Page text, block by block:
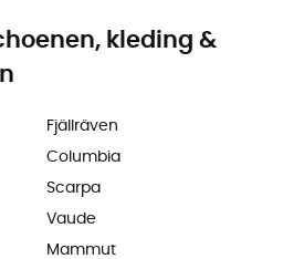
kleding &
Fjällräven
Columbia
Scarpa
Vaude
Mammut